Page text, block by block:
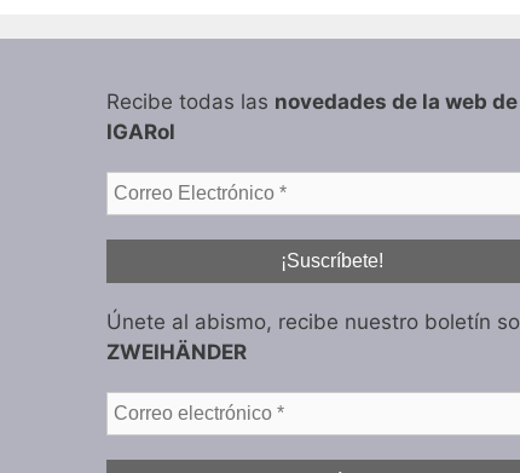
Recibe todas las novedades de la web de
IGARol
Únete al abismo, recibe nuestro boletín
ZWEIHÄNDER